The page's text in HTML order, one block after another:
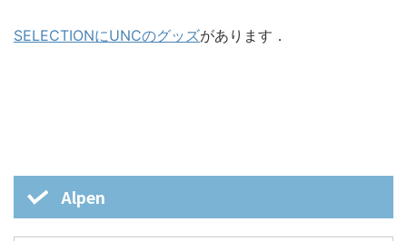
SELECTIONにUNCのグッズがあります．
Alpen